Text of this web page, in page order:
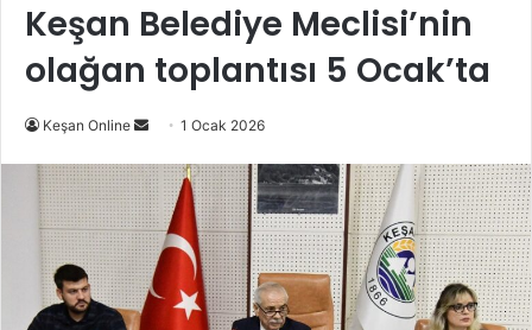
Keşan Belediye Meclisi’nin
olağan toplantısı 5 Ocak’ta
Keşan Online
Bir
posta
göndermek
1 Ocak 2026